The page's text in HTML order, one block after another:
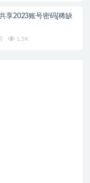
享2023账号密码[稀缺
1.5K